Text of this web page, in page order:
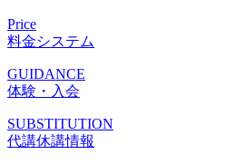
Price
料金システム
GUIDANCE
体験・入会
SUBSTITUTION
代講休講情報